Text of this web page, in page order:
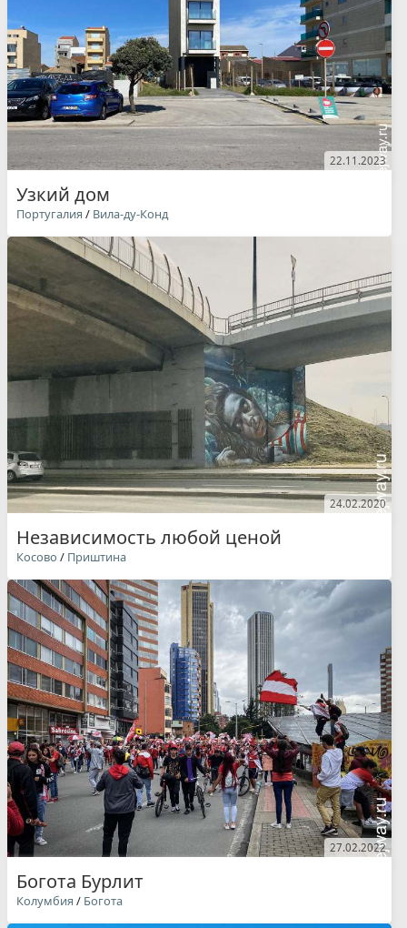
22.11.2023
Узкий дом
Португалия / Вила-ду-Конд
24.02.2020
Независимость любой ценой
Косово / Приштина
27.02.2022
Богота Бурлит
Колумбия / Богота